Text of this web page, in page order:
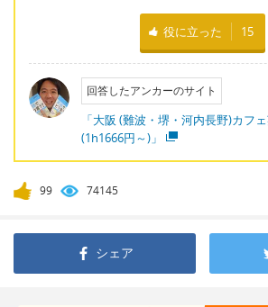
役に立った 15
回答したアンカーのサイト
「大阪 (難波・堺・河内長野)カフ
(1h1666円～)」
99 74145
シェア